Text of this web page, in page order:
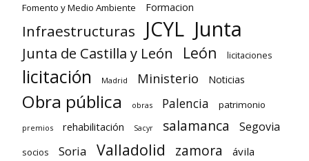
Fomento y Medio Ambiente Formacion
Infraestructuras JCYL Junta
Junta de Castilla y León León licitaciones
licitación Madrid Ministerio Noticias
Obra pública obras Palencia patrimonio
premios rehabilitación Sacyr salamanca Segovia
socios Soria Valladolid zamora ávila